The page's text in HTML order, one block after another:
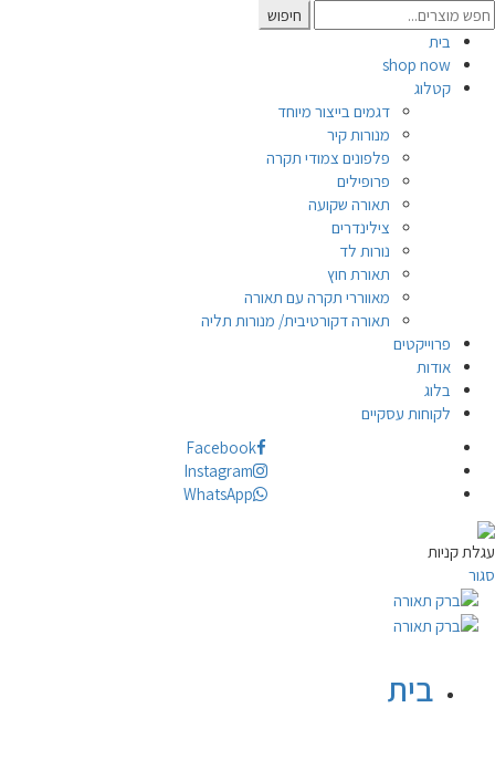
Search
for:
חיפוש
בית
shop now
קטלוג
דגמים בייצור מיוחד
מנורות קיר
פלפונים צמודי תקרה
פרופילים
תאורה שקועה
צילינדרים
נורות לד
תאורת חוץ
מאווררי תקרה עם תאורה
תאורה דקורטיבית/ מנורות תליה
פרוייקטים
אודות
בלוג
לקוחות עסקיים
Facebook
Instagram
WhatsApp
עגלת קניות
סגור
בית